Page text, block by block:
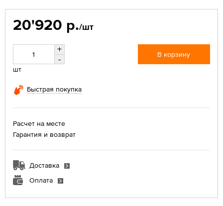
20'920 р./шт
+
-
шт
В корзину
Быстрая покупка
Расчет на месте
Гарантия и возврат
Доставка
Оплата